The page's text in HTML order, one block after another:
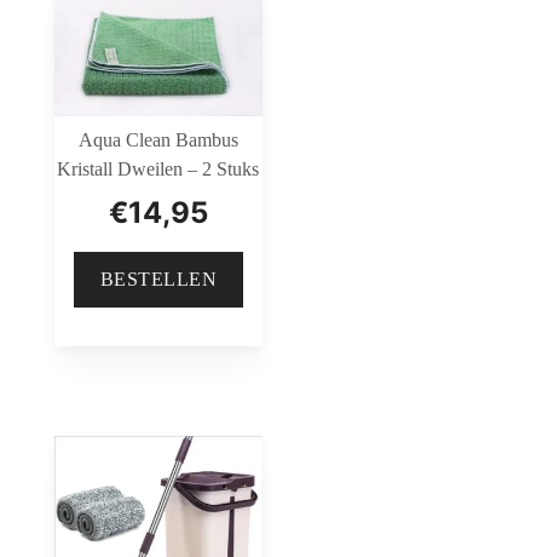
Aqua Clean Bambus
Kristall Dweilen – 2 Stuks
€14,95
BESTELLEN